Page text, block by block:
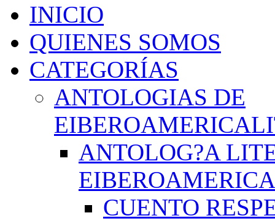
INICIO
QUIENES SOMOS
CATEGORÍAS
ANTOLOGIAS DE
ANTOLOG?A
CUENTO